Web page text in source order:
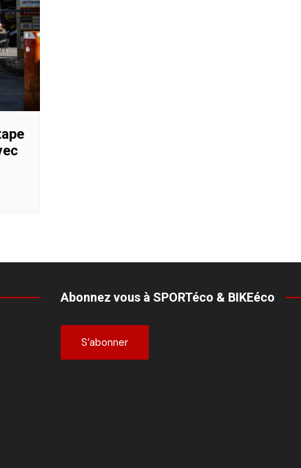
Abonnez vous à SPORTéco & BIKEéco
S’abonner